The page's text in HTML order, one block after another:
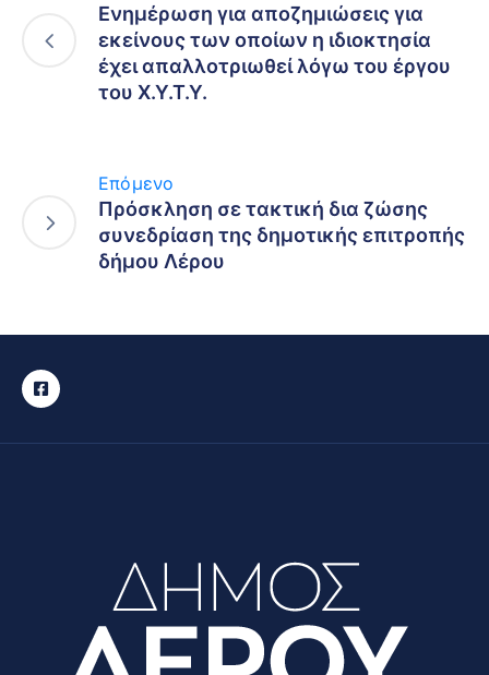
Ενημέρωση για αποζημιώσεις για
εκείνους των οποίων η ιδιοκτησία
έχει απαλλοτριωθεί λόγω του έργου
του Χ.Υ.Τ.Υ.
Επόμενο
Πρόσκληση σε τακτική δια ζώσης
συνεδρίαση της δημοτικής επιτροπής
δήμου Λέρου